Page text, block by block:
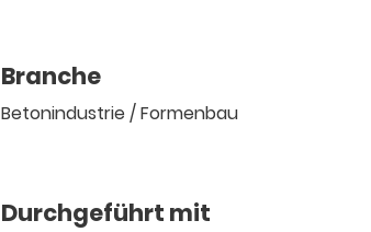
Branche
Betonindustrie / Formenbau
Durchgeführt mit